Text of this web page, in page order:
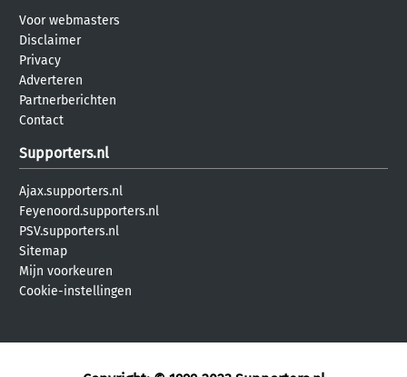
Voor webmasters
Disclaimer
Privacy
Adverteren
Partnerberichten
Contact
Supporters.nl
Ajax.supporters.nl
Feyenoord.supporters.nl
PSV.supporters.nl
Sitemap
Mijn voorkeuren
Cookie-instellingen